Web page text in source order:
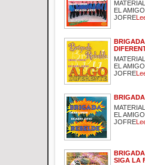
EL
JOFRE
EL
JOFRE
EL
JOFRE
SIGA LA